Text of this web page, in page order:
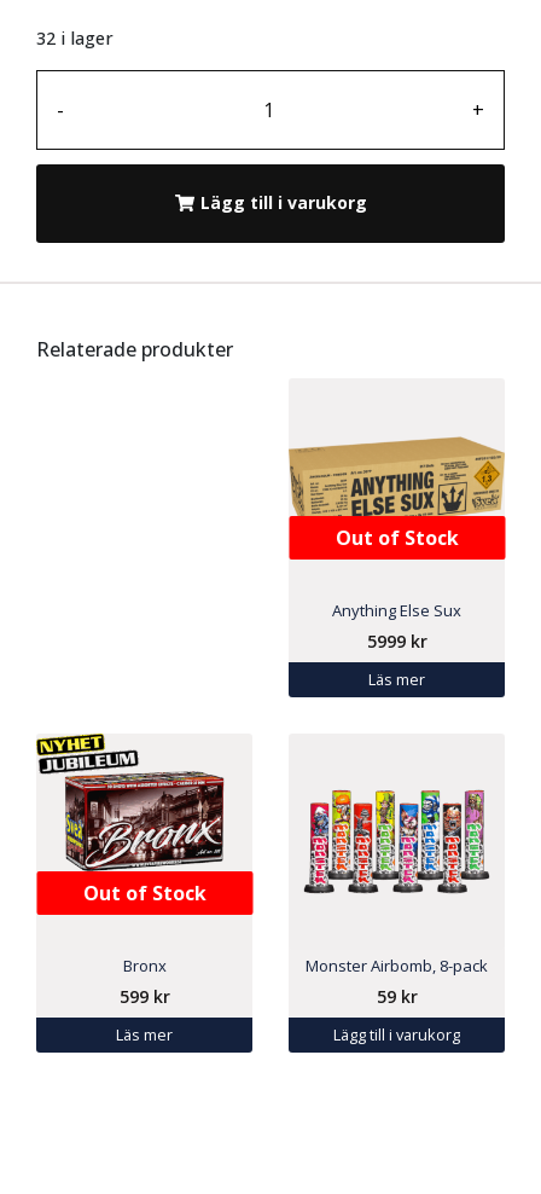
32 i lager
- +
Lägg till i varukorg
Relaterade produkter
Out of Stock
Anything Else Sux
5999 kr
Läs mer
Out of Stock
Bronx
599 kr
Läs mer
Monster Airbomb, 8-pack
59 kr
Lägg till i varukorg